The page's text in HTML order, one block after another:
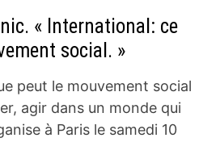
« International: ce
social. »
peut le mouvement social
agir dans un monde qui
à Paris le samedi 10